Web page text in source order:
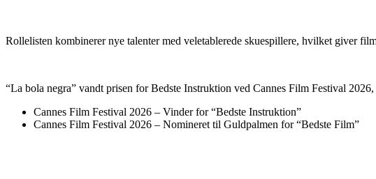
Rollelisten kombinerer nye talenter med veletablerede skuespillere, hvilket giver
“La bola negra” vandt prisen forBedste Instruktion ved Cannes Film Festival
Cannes Film Festival 2026 – Vinder for “Bedste Instruktion”
Cannes Film Festival 2026 – Nomineret til Guldpalmen for “Bedste Film”